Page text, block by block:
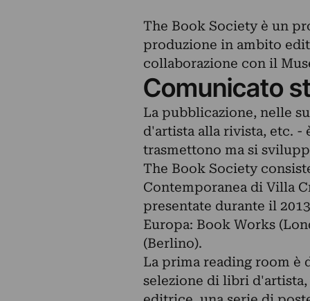
The Book Society è un
produzione in ambito
collaborazione con il
Comunicato
La pubblicazione, nelle
d'artista alla rivista, etc. -
trasmettono ma si
The Book Society
Contemporanea di Villa
presentate durante il
Europa: Book Works
(Berlino).
La prima reading room è
selezione di libri